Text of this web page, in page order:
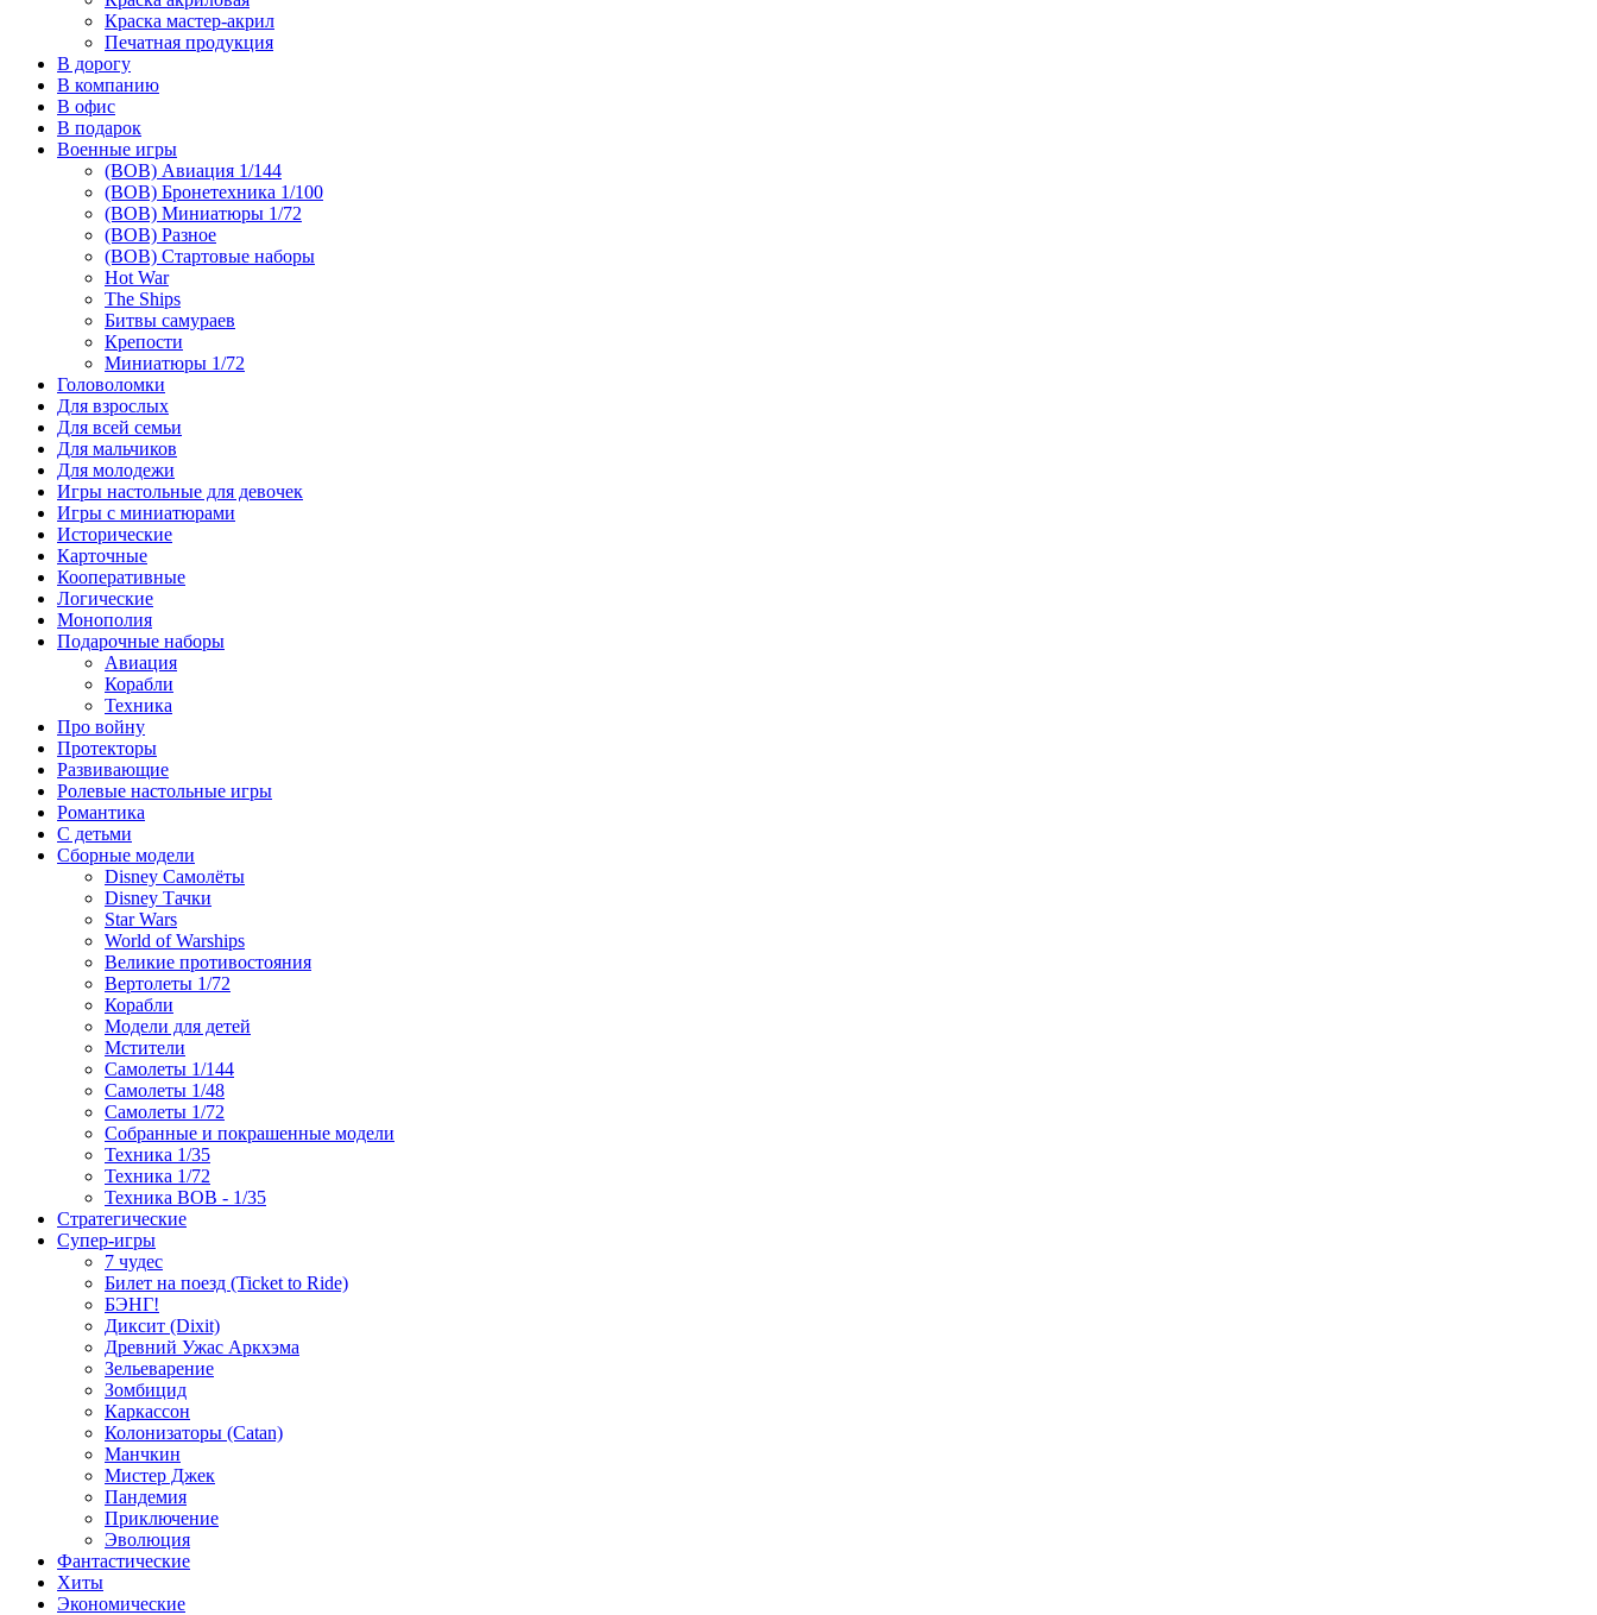
Краска мастер-акрил
Печатная продукция
В дорогу
В компанию
В офис
В подарок
Военные игры
(ВОВ) Авиация 1/144
(ВОВ) Бронетехника 1/100
(ВОВ) Миниатюры 1/72
(ВОВ) Разное
(ВОВ) Стартовые наборы
Hot War
The Ships
Битвы самураев
Крепости
Миниатюры 1/72
Головоломки
Для взрослых
Для всей семьи
Для мальчиков
Для молодежи
Игры настольные для девочек
Игры с миниатюрами
Исторические
Карточные
Кооперативные
Логические
Монополия
Подарочные наборы
Авиация
Корабли
Техника
Про войну
Протекторы
Развивающие
Ролевые настольные игры
Романтика
С детьми
Сборные модели
Disney Самолёты
Disney Тачки
Star Wars
World of Warships
Великие противостояния
Вертолеты 1/72
Корабли
Модели для детей
Мстители
Самолеты 1/144
Самолеты 1/48
Самолеты 1/72
Собранные и покрашенные модели
Техника 1/35
Техника 1/72
Техника ВОВ - 1/35
Стратегические
Супер-игры
7 чудес
Билет на поезд (Ticket to Ride)
БЭНГ!
Диксит (Dixit)
Древний Ужас Аркхэма
Зельеварение
Зомбицид
Каркассон
Колонизаторы (Catan)
Манчкин
Мистер Джек
Пандемия
Приключение
Эволюция
Фантастические
Хиты
Экономические